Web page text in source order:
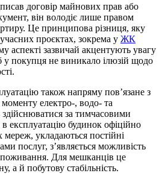
договір майнових прав або
він володіє лише правом
Це принципова різниця, яку
проєктах, зокрема у ЖК
аспекті зазвичай акцентують увагу
у покупця не виникало ілюзій щодо
також напряму пов’язане з
електро-, водо- та
за тимчасовими
експлуатацію будинок офіційно
мереж, укладаються постійні
послуг, з’являється можливість
Для мешканців це
а й побутову стабільність.